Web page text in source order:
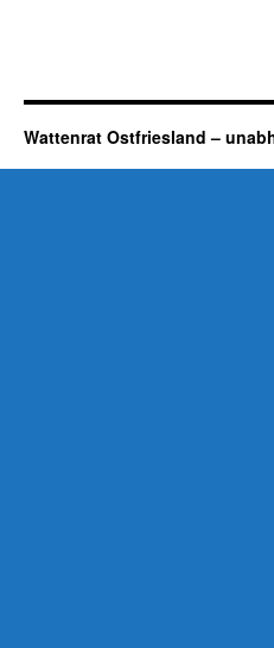
Wattenrat Ostfriesland –